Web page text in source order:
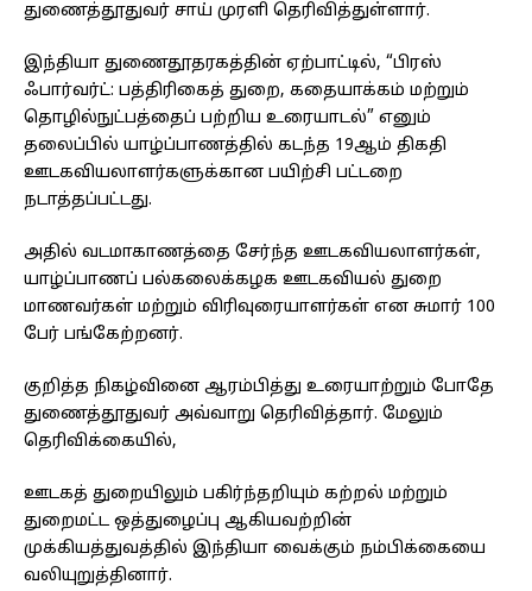
துணைத்தூதுவர் சாய் முரளி தெரிவித்துள்ளார்.
இந்தியா துணைதூதரகத்தின் ஏற்பாட்டில், “பிரஸ்
ஃபார்வர்ட்: பத்திரிகைத் துறை, கதையாக்கம் மற்றும்
தொழில்நுட்பத்தைப் பற்றிய உரையாடல்” எனும்
தலைப்பில் யாழ்ப்பாணத்தில் கடந்த 19ஆம் திகதி
ஊடகவியலாளர்களுக்கான பயிற்சி பட்டறை
நடாத்தப்பட்டது.
அதில் வடமாகாணத்தை சேர்ந்த ஊடகவியலாளர்கள்,
யாழ்ப்பாணப் பல்கலைக்கழக ஊடகவியல் துறை
மாணவர்கள் மற்றும் விரிவுரையாளர்கள் என சுமார் 100
பேர் பங்கேற்றனர்.
குறித்த நிகழ்வினை ஆரம்பித்து உரையாற்றும் போதே
துணைத்தூதுவர் அவ்வாறு தெரிவித்தார். மேலும்
தெரிவிக்கையில்,
ஊடகத் துறையிலும் பகிர்ந்தறியும் கற்றல் மற்றும்
துறைமட்ட ஒத்துழைப்பு ஆகியவற்றின்
முக்கியத்துவத்தில் இந்தியா வைக்கும் நம்பிக்கையை
வலியுறுத்தினார்.